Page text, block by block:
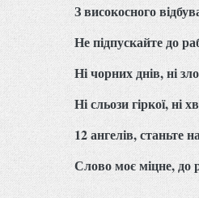
З високосного
Не підпускайте до
Ні чорних днів, ні
Ні сльози гіркої, ні
12 ангелів, станьте
Слово моє міцне, до